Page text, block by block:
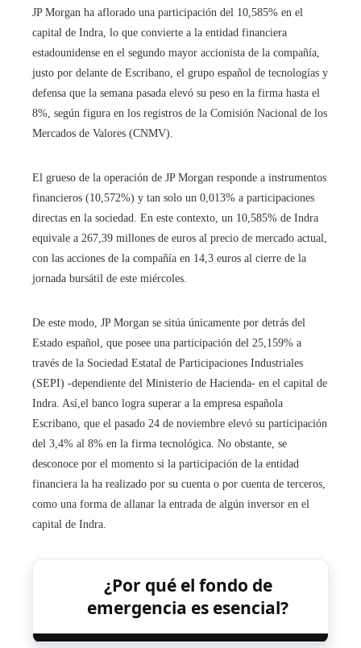
JP Morgan ha aflorado una participación del 10,585% en el
capital de Indra, lo que convierte a la entidad financiera
estadounidense en el segundo mayor accionista de la compañía,
justo por delante de Escribano, el grupo español de tecnologías y
defensa que la semana pasada elevó su peso en la firma hasta el
8%, según figura en los registros de la Comisión Nacional de los
Mercados de Valores (CNMV).
El grueso de la operación de JP Morgan responde a instrumentos
financieros (10,572%) y tan solo un 0,013% a participaciones
directas en la sociedad. En este contexto, un 10,585% de Indra
equivale a 267,39 millones de euros al precio de mercado actual,
con las acciones de la compañía en 14,3 euros al cierre de la
jornada bursátil de este miércoles.
De este modo, JP Morgan se sitúa únicamente por detrás del
Estado español, que posee una participación del 25,159% a
través de la Sociedad Estatal de Participaciones Industriales
(SEPI) -dependiente del Ministerio de Hacienda- en el capital de
Indra. Así,el banco logra superar a la empresa española
Escribano, que el pasado 24 de noviembre elevó su participación
del 3,4% al 8% en la firma tecnológica. No obstante, se
desconoce por el momento si la participación de la entidad
financiera la ha realizado por su cuenta o por cuenta de terceros,
como una forma de allanar la entrada de algún inversor en el
capital de Indra.
¿Por qué el fondo de
emergencia es esencial?